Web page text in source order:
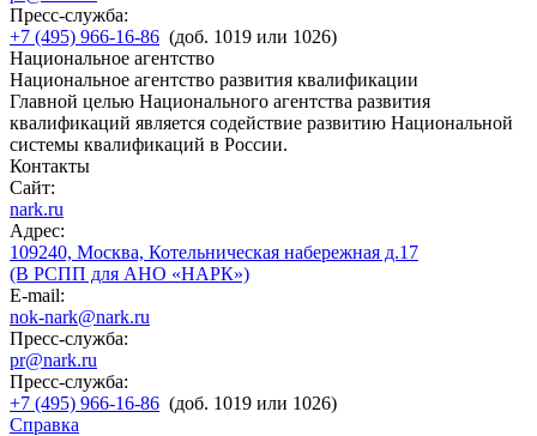
Пресс-служба:
+7 (495) 966-16-86 (доб. 1019 или 1026)
Национальное агентство
Национальное агентство развития квалификации
Главной целью Национального агентства развития
квалификаций является содействие развитию Национальной
системы квалификаций в России.
Контакты
Сайт:
nark.ru
Адрес:
109240, Москва, Котельническая набережная д.17
(В РСПП для АНО «НАРК»)
E-mail:
nok-nark@nark.ru
Пресс-служба:
pr@nark.ru
Пресс-служба:
+7 (495) 966-16-86 (доб. 1019 или 1026)
Справка